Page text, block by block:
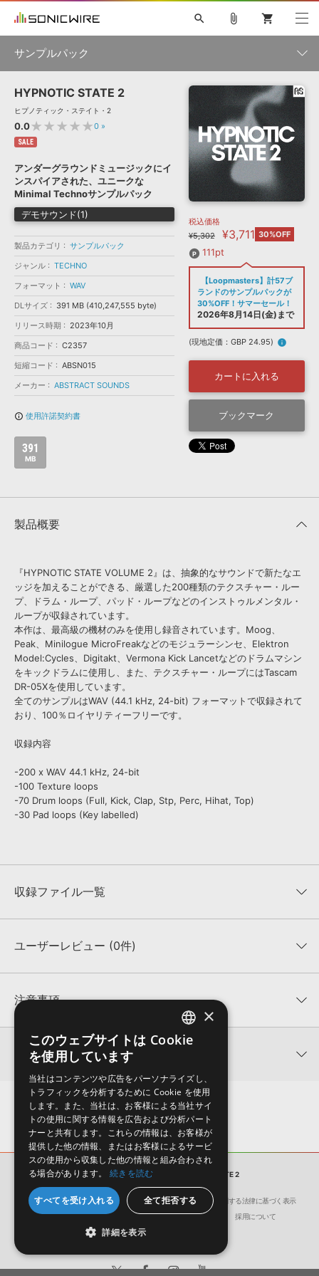
ソフト音源 »
プラグイン・エフェクト »
サンプルパック »
ソフトウェア／ツール »
DAW »
効果音 »
BGM »
特集 »
ニュースレター »
SONICWIREブログ »
製品サポート情報 »
DTMガイド »
FAQ »
お問い合わせ »
音楽カード
楽曲配信流通 サービス
無償のサウンド管理ソフト
次世代型 ボーカル・エディタ
SLS
search
初音ミク NT 鏡音リン・レン V4X 巡音ルカ V4X
MEIKO V3
KAITO V3
VOCALOID TOONTRACK
SPITFIRE AUDIO
VIENNA
EZ DRUMMER 3
ライセンスフリーBGM
ボーカル抜き出し
DUBSTEP
ELECTRONICA
EDM TRANCE MUTANT
ROUTER.FM
SONOCA
ソフト音源 プラグイン・エフェクト
ソフトウェア／ツール 効果音
attach_file shopping_cart
サンプルパック
製品一覧
メーカー
フォーマット
ランキング
HYPNOTIC STATE 2
ヒプノティック・ステイト・2
0.0★★★★★0 »
SALE
アンダーグラウンドミュージックにイ
ンスパイアされた、ユニークな
Minimal Technoサンプルパック
デモサウンド(1)
製品カテゴリ
サンプルパック
ジャンル
TECHNO
フォーマット
WAV
DLサイズ
391 MB (410,247,555 byte)
リリース時期
2023年10月
商品コード
C2357
短縮コード
ABSN015
メーカー
ABSTRACT SOUNDS
info_outline 使用許諾契約書
391
MB
税込価格
¥5,302
¥3,711 30%OFF
111pt
【Loopmasters】計57ブ
ランドのサンプルパックが
30%OFF！サマーセール！
2026年8月14日(金)まで
(現地定価：GBP 24.95) info
カートに入れる
ブックマーク
製品概要
『HYPNOTIC STATE VOLUME 2』は、抽象的なサウンドで新たなエ
ッジを加えることができる、厳選した200種類のテクスチャー・ルー
プ、ドラム・ループ、パッド・ループなどのインストゥルメンタル・
ループが収録されています。
本作は、最高級の機材のみを使用し録音されています。Moog、
Peak、Minilogue MicroFreakなどのモジュラーシンセ、Elektron
Model:Cycles、Digitakt、Vermona Kick Lancetなどのドラムマシン
をキックドラムに使用し、また、テクスチャー・ループにはTascam
DR-05Xを使用しています。
全てのサンプルはWAV (44.1 kHz, 24-bit) フォーマットで収録されて
おり、100％ロイヤリティーフリーです。
収録内容
-200 x WAV 44.1 kHz, 24-bit
-100 Texture loops
-70 Drum loops (Full, Kick, Clap, Stp, Perc, Hihat, Top)
-30 Pad loops (Key labelled)
収録ファイル一覧
収録ファイル一覧
ユーザーレビュー (0件)
★★★★★
★5
★4
★3
★2
★1
レビューをもっと見る »
注意事項
KONTAKTフォーマットについて：
サンプルパック製品の
KONTAKTフォーマットは、製品版KONTAKT（別売）
でお使いいただけます。無償版のKONTAKT PLAYERではお使いい
ただけませんので、ご注意ください。また、「ライブラリ・タブ」
への表示にも対応しておりません。
4GBを超えるデータに関するご注意：FAT32でフォーマットされた
HDDには、1ファイル4GBを超えるデータを格納することができま
せん。データ容量が4GBを超えるダウンロード製品をご購入いただ
きます際には、NTFSやHFS＋でフォーマットされたHDDをご用意
いただく必要がございます。
製品の購入手続き完了後、受注確認メールとシリアルナンバーをお
知らせするメールの2通が送信されます。メールに記載されており
ます説明に沿って、製品のダウンロード／導入を行って下さい。
サンプルパック製品には、原則として日本語版操作マニュアルをご
用意しておりません。ご購入後のご不明点や詳細に関するお問い合
わせなどはテクニカルサポートまでご連絡ください。
関連情報
【Loopmasters】計57ブランドのサンプルパックが30%OFF！サ
マーセール！
ABSTRACT SOUNDS 製品一覧
サンプルパック HYPNOTIC STATE 2
会社概要 環境保護（CSR）への取り組み
特定商取引に関する法律に基づく表示
サイト動作環境
利用規約 個人情報の保護について 採用について
ENGLISH
×
このウェブサイトは Cookie
を使用しています
当社はコンテンツや広告をパーソナライズし、
トラフィックを分析するために Cookie を使用
します。また、当社は、お客様による当社サイ
トの使用に関する情報を広告および分析パート
ナーと共有します。これらの情報は、お客様が
提供した他の情報、またはお客様によるサービ
スの使用から収集した他の情報と組み合わされ
る場合があります。
続きを読む
すべてを受け入れる 全て拒否する
詳細を表示